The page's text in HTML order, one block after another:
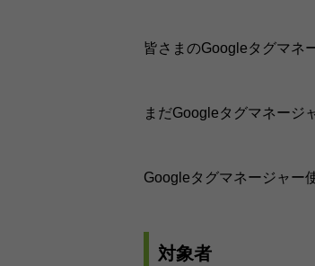
皆さまのGoogleタグマネ
まだGoogleタグマネージ
Googleタグマネージャー
対象者